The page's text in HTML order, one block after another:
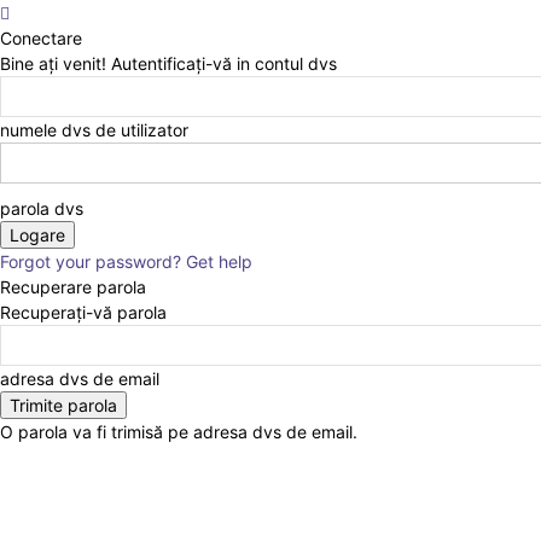
Conectare
Bine ați venit! Autentificați-vă in contul dvs
numele dvs de utilizator
parola dvs
Forgot your password? Get help
Recuperare parola
Recuperați-vă parola
adresa dvs de email
O parola va fi trimisă pe adresa dvs de email.